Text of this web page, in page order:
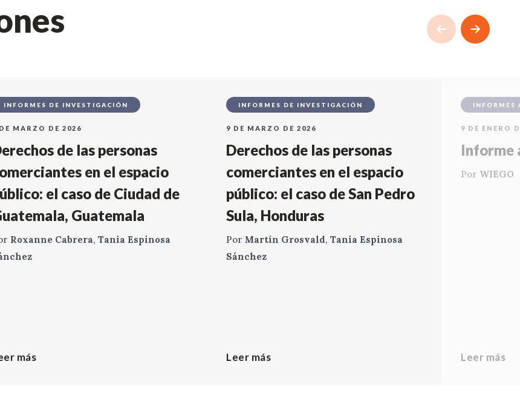
INFORMES DE INVESTIGACIÓN
MARZO DE 2026
de las personas
en el espacio
el caso de Ciudad de
Guatemala
Roxanne Cabrera, Tania Espinosa
más
INFORMES DE INVESTIGACIÓN
9 DE MARZO DE 2026
Derechos de las personas
comerciantes en el espacio
público: el caso de San Pedro
Sula, Honduras
Por Martín Grosvald, Tania Espinosa
Sánchez
Leer más
INFORMES
9 DE ENERO
Informe
Por WIEGO
Leer más